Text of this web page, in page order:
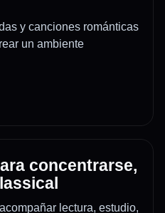
y canciones románticas
un ambiente
concentrarse,
lectura, estudio,